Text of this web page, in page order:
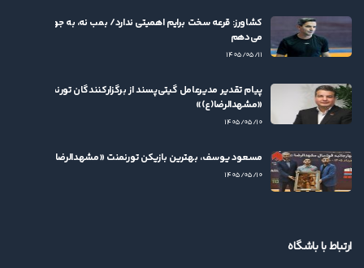
کشاورز: قرعه سخت برایم اهمیتی ندارد/ بمب نه، به جوان‌ها بها
می‌دهم
۱۴۰۵/۰۵/۱۱
پیام تقدیر مدیرعامل گیتی‌پسند از برگزارکنندگان تورنمنت
«مشهدالرضا(ع)»
۱۴۰۵/۰۵/۱۰
مسعود یوسف، بهترین بازیکن تورنمنت «مشهدالرضا(ع)» شد
۱۴۰۵/۰۵/۱۰
ارتباط با باشگاه